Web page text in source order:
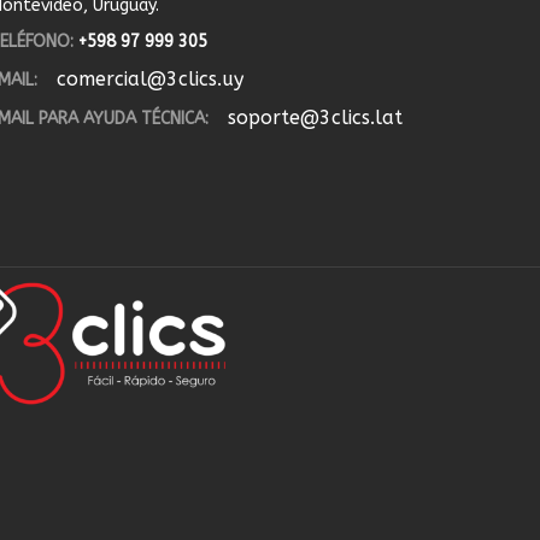
Uruguay.
+598 97 999 305
comercial@3clics.uy
PARA AYUDA TÉCNICA: soporte@3clics.lat